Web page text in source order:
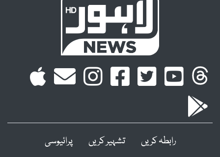
رابطہ کریں تشہیر کریں پرائیوسی